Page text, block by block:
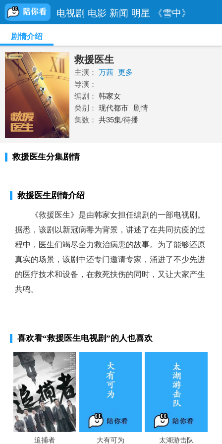
电视剧 电影 新闻 明星 《雪中》
剧情介绍
救援医生
主演： 万茜 更多
导演：
编剧： 韩家女
类别： 现代都市 剧情
集数： 共35集/待播
救援医生分集剧情
救援医生剧情介绍
《救援医生》是由韩家女担任编剧的一部电视剧。
据悉，该剧以新冠病毒为背景，讲述了在共同抗疫的过
程中，医生们竭尽全力救治病患的故事。为了能够还原
真实的场景，该剧中还专门邀请专家，涌进了不少先进
的医疗技术和设备，在救死扶伤的同时，又让大家产生
共鸣。
喜欢看“救援医生电视剧”的人也喜欢
追捕者 大有可为 太湖游击队